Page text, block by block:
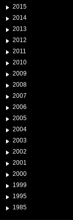
2015
2014
2013
2012
2011
2010
2009
2008
2007
2006
2005
2004
2003
2002
2001
2000
1999
1995
1985